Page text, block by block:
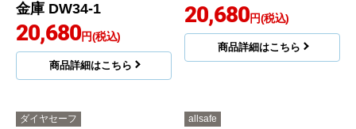
金庫 DW34-1
20,680円(税込)
商品詳細はこちら
20,680円(税込)
商品詳細はこちら
ダイヤセーフ
allsafe